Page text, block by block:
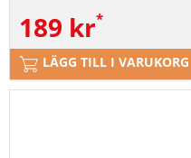
189 kr
LÄGG TILL I VARUKORG